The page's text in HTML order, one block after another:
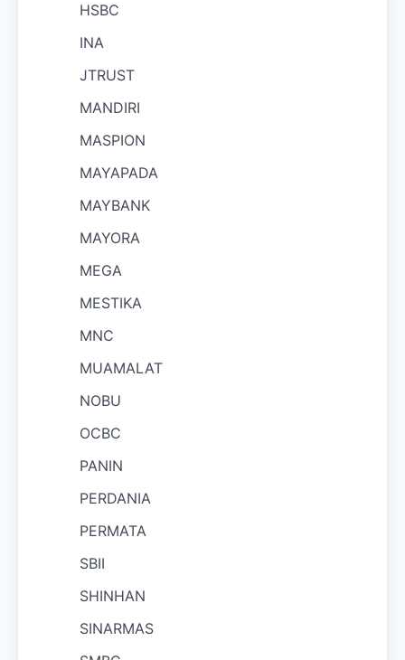
HSBC
INA
JTRUST
MANDIRI
MASPION
MAYAPADA
MAYBANK
MAYORA
MEGA
MESTIKA
MNC
MUAMALAT
NOBU
OCBC
PANIN
PERDANIA
PERMATA
SBII
SHINHAN
SINARMAS